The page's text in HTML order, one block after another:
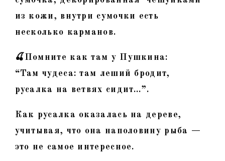
из кожи, внутри сумочки есть
несколько карманов.
🍒Помните как там у Пушкина:
“Там чудеса: там леший бродит,
русалка на ветвях сидит…”.
Как русалка оказалась на дереве,
учитывая, что она наполовину рыба —
это не самое интересное.